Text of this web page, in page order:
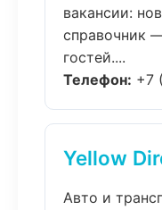
вакансии:
справочник
гостей....
Телефон: +7
Yellow
Авто и